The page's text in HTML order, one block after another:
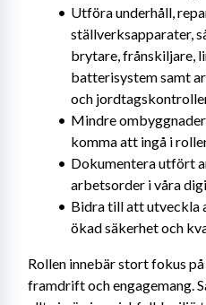
Utföra underhåll,
ställverksapparater,
brytare, frånskiljare,
batterisystem samt
och
Mindre
komma att ingå i
Dokumentera utfört
arbetsorder i våra
Bidra till att utveckla
ökad säkerhet och
Rollen innebär stort fokus
framdrift och engagemang.